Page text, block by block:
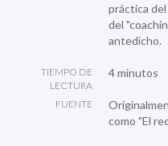
práctica
del
antedicho.
TIEMPO DE
LECTURA
4 minutos
FUENTE
como "El